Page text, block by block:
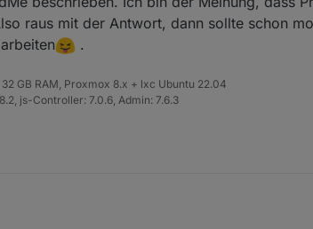
you using?
individual, O&M provider, manufacturer or distributor?
for api?
raus mit der Antwort, dann sollte schon
.
GB RAM, Proxmox 8.x + lxc Ubuntu 22.04
js-Controller: 7.0.6, Admin: 7.6.3